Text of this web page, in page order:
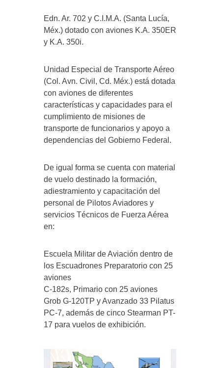
Edn. Ar. 702 y C.I.M.A. (Santa Lucía,
Méx.) dotado con aviones K.A. 350ER
y K.A. 350i.
Unidad Especial de Transporte Aéreo
(Col. Avn. Civil, Cd. Méx.) está dotada
con aviones de diferentes
características y capacidades para el
cumplimiento de misiones de
transporte de funcionarios y apoyo a
dependencias del Gobierno Federal.
De igual forma se cuenta con material
de vuelo destinado la formación,
adiestramiento y capacitación del
personal de Pilotos Aviadores y
servicios Técnicos de Fuerza Aérea
en:
Escuela Militar de Aviación dentro de
los Escuadrones Preparatorio con 25
aviones
C-182s, Primario con 25 aviones
Grob G-120TP y Avanzado 33 Pilatus
PC-7, además de cinco Stearman PT-
17 para vuelos de exhibición.